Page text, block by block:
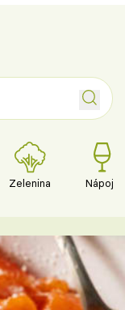
Zelenina Nápoje